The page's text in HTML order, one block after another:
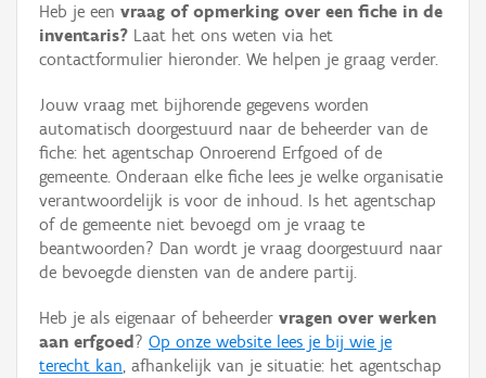
Erfgoedobject
Aanduidingsobject
Waarneming
Thema
Gebeurtenis
Persoon of collectief
Hergebruik
Heb je een vraag of opmerking over een fiche in de
inventaris? Laat het ons weten via het
contactformulier hieronder. We helpen je graag verder.
Jouw vraag met bijhorende gegevens worden
automatisch doorgestuurd naar de beheerder van de
fiche: het agentschap Onroerend Erfgoed of de
gemeente. Onderaan elke fiche lees je welke organisatie
verantwoordelijk is voor de inhoud. Is het agentschap
of de gemeente niet bevoegd om je vraag te
beantwoorden? Dan wordt je vraag doorgestuurd naar
de bevoegde diensten van de andere partij.
Heb je als eigenaar of beheerder vragen over werken
aan erfgoed ? Op onze website lees je bij wie je
terecht kan, afhankelijk van je situatie: het agentschap